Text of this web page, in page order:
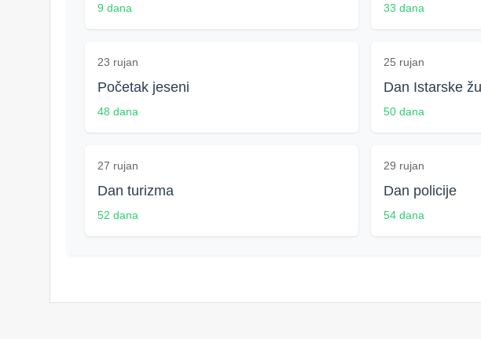
9 dana 33 dana
23 rujan
Početak jeseni
48 dana
25 rujan
Dan Istarske
50 dana
27 rujan
Dan turizma
52 dana
29 rujan
Dan policije
54 dana